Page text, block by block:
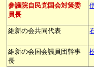
参議院自民党国会対策委
員長
維新の会共同代表
維新の会国会議員団幹事
長